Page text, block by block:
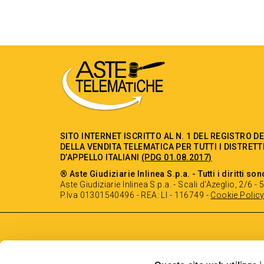
SITO INTERNET ISCRITTO AL N. 1 DEL REGISTRO
DELLA VENDITA TELEMATICA PER TUTTI I
D’APPELLO ITALIANI (PDG 01.08.2017)
® Aste Giudiziarie Inlinea S.p.a. - Tutti i diritti
Aste Giudiziarie Inlinea S.p.a. - Scali d'Azeglio, 2/6 -
P.Iva 01301540496 - REA: LI - 116749 - Cookie Policy